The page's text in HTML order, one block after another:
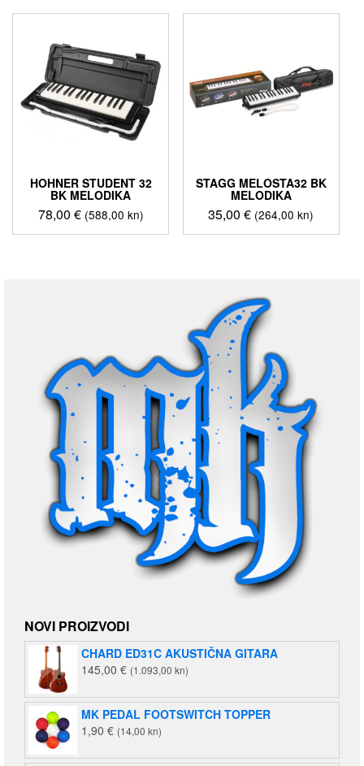
HOHNER STUDENT 32
BK MELODIKA
78,00 € (588,00 kn)
STAGG MELOSTA32 BK
MELODIKA
35,00€ (264,00 kn)
NOVI PROIZVODI
CHARD ED31C AKUSTIČNA GITARA
145,00 € (1.093,00 kn)
MK PEDAL FOOTSWITCH TOPPER
1,90 € (14,00 kn)